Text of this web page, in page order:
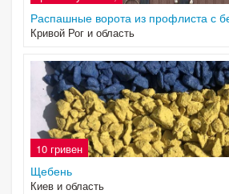
Распашные ворота из профлиста с
Кривой Рог и область
10 гривен
Щебень
Киев и область